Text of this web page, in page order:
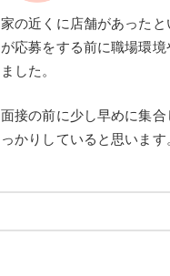
家の近くに店舗があった
が応募をする前に職場環
ました。
面接の前に少し早めに集
っかりしていると思います